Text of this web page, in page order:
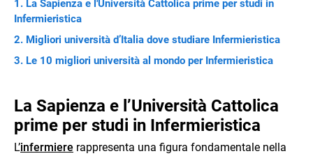
La Sapienza e l'Università Cattolica prime per studi in
Infermieristica
Migliori università d’Italia dove studiare Infermieristica
Le 10 migliori università al mondo per Infermieristica
La Sapienza e l’Università Cattolica
prime per studi in Infermieristica
L’infermiere rappresenta una figura fondamentale nella